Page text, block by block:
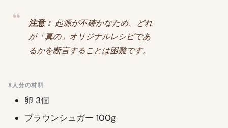
注意： 起源が不確かなため、どれ
が「真の」オリジナルレシピであ
るかを断言することは困難です。
8人分の材料
卵 3個
ブラウンシュガー 100g